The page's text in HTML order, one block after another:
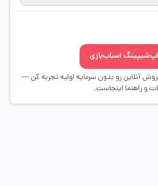
اسباب‌بازی
آنلاین رو بدون سرمایه اولیه تجربه کن —
و راهنما اینجاست.